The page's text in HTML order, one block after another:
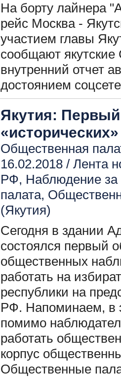
На борту лайнера
рейс Москва -
участием главы
сообщают
внутренний отчет
достоянием
Якутия:
Общественная
16.02.2018 / Лента
РФ, Наблюдение
палата,
(Якутия)
Сегодня в здании
состоялся первый
общественных
работать на
республики на
РФ. Напоминаем, в
помимо
работать
корпус
Общественные